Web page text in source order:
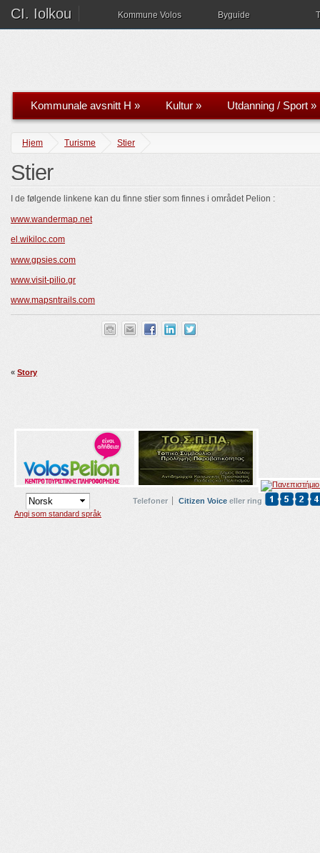
CI. Iolkou Kommune Volos Byguide
Kommunale avsnitt H » Kultur » Utdanning / Sport »
Hjem Turisme Stier
Stier
I de følgende linkene kan du finne stier som finnes i området Pelion :
www.wandermap.net
el.wikiloc.com
www.gpsies.com
www.visit-pilio.gr
www.mapsntrails.com
« Story
Angi som standard språk
Telefoner Citizen Voice eller ring